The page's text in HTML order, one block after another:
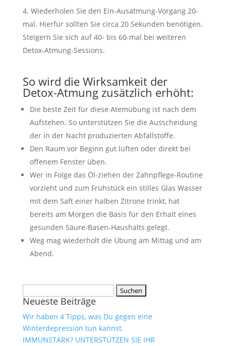
Wiederholen Sie den Ein-Ausatmung-Vorgang 20-
mal. Hierfür sollten Sie circa 20 Sekunden benötigen.
Steigern Sie sich auf 40- bis 60-mal bei weiteren
Detox-Atmung-Sessions.
So wird die Wirksamkeit der
Detox-Atmung zusätzlich erhöht:
Die beste Zeit für diese Atemübung ist nach dem
Aufstehen. So unterstützen Sie die Ausscheidung
der in der Nacht produzierten Abfallstoffe.
Den Raum vor Beginn gut lüften oder direkt bei
offenem Fenster üben.
Wer in Folge das Öl-ziehen der Zahnpflege-Routine
vorzieht und zum Frühstück ein stilles Glas Wasser
mit dem Saft einer halben Zitrone trinkt, hat
bereits am Morgen die Basis für den Erhalt eines
gesunden Säure-Basen-Haushalts gelegt.
Weg mag wiederholt die Übung am Mittag und am
Abend.
nach:
Neueste Beiträge
Wir haben 4 Tipps, was Du gegen eine
Winterdepression tun kannst.
IMMUNSTARK? UNTERSTÜTZEN SIE IHR